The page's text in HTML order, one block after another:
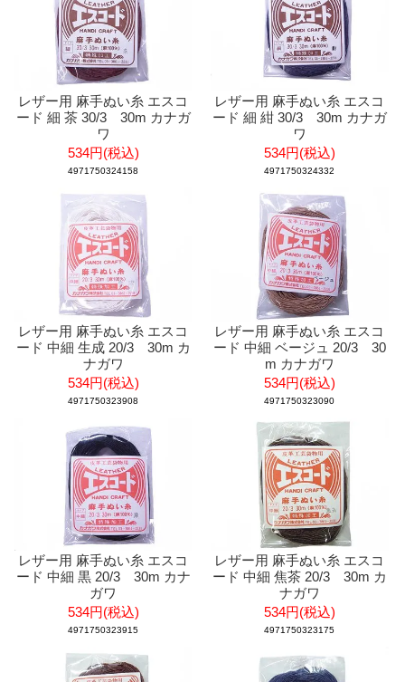
レザー用 麻手ぬい糸 エスコ
ード 細 茶 30/3 30m カナガ
ワ
534円(税込)
4971750324158
レザー用 麻手ぬい糸 エスコ
ード 細 紺 30/3 30m カナガ
ワ
534円(税込)
4971750324332
レザー用 麻手ぬい糸 エスコ
ード 中細 生成 20/3 30m カ
ナガワ
534円(税込)
4971750323908
レザー用 麻手ぬい糸 エスコ
ード 中細 ベージュ 20/3 30
m カナガワ
534円(税込)
4971750323090
レザー用 麻手ぬい糸 エスコ
ード 中細 黒 20/3 30m カナ
ガワ
534円(税込)
4971750323915
レザー用 麻手ぬい糸 エスコ
ード 中細 焦茶 20/3 30m カ
ナガワ
534円(税込)
4971750323175